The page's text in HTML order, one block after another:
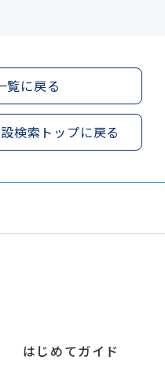
覧に戻る
検索トップに戻る
はじめてガイド